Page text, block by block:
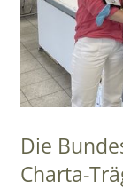
Die
Charta-